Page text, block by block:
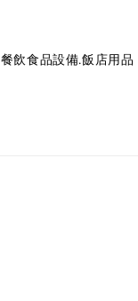
餐飲食品設備.飯店用品